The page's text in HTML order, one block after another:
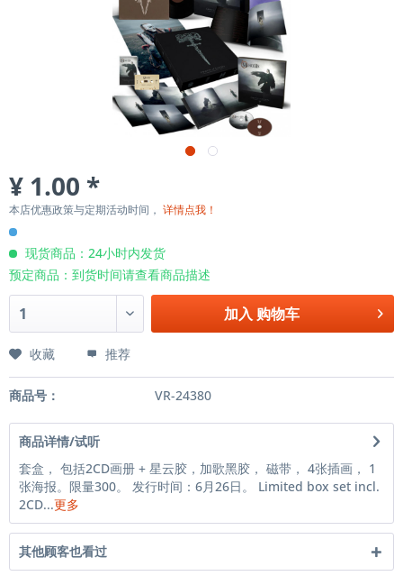
¥ 1.00 *
本店优惠政策与定期活动时间， 详情点我！
现货商品：24小时内发货
预定商品：到货时间请查看商品描述
加入 购物车
收藏 推荐
商品号： VR-24380
商品详情/试听
套盒， 包括2CD画册 + 星云胶，加歌黑胶， 磁带， 4张插画， 1
张海报。限量300。 发行时间：6月26日。 Limited box set incl.
2CD...更多
其他顾客也看过